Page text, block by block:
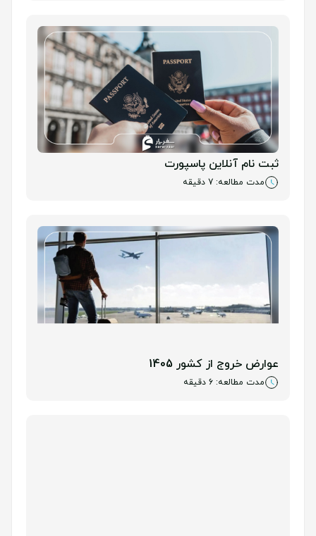
ثبت نام آنلاین پاسپورت
مدت مطالعه: 7 دقیقه
عوارض خروج از کشور 1405
مدت مطالعه: 6 دقیقه